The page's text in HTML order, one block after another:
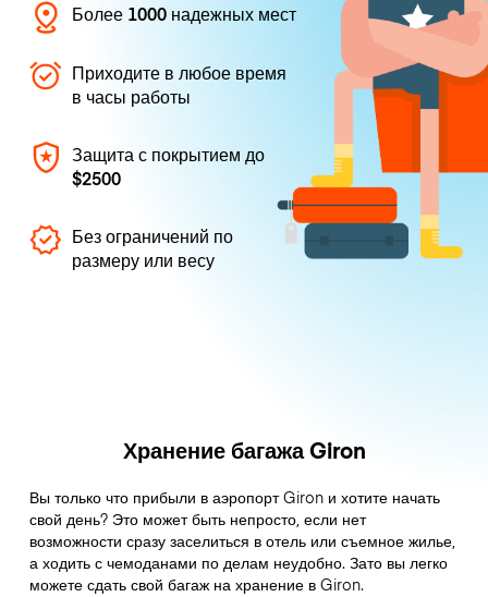
Более 1000 надежных мест
Приходите в любое время
в часы работы
Защита с покрытием до
$2500
Без ограничений по
размеру или весу
Хранение багажа Giron
Вы только что прибыли в аэропорт Giron и хотите начать
свой день? Это может быть непросто, если нет
возможности сразу заселиться в отель или съемное жилье,
а ходить с чемоданами по делам неудобно. Зато вы легко
можете сдать свой багаж на хранение в Giron.